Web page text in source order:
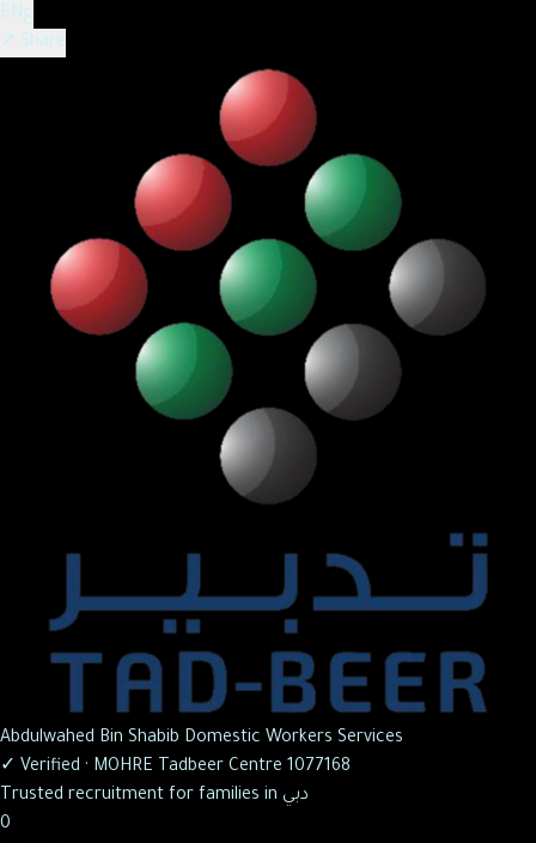
ENع
↗ Share
Abdulwahed Bin Shabib Domestic Workers Services
✓ Verified · MOHRE Tadbeer Centre 1077168
Trusted recruitment for families in دبي
0